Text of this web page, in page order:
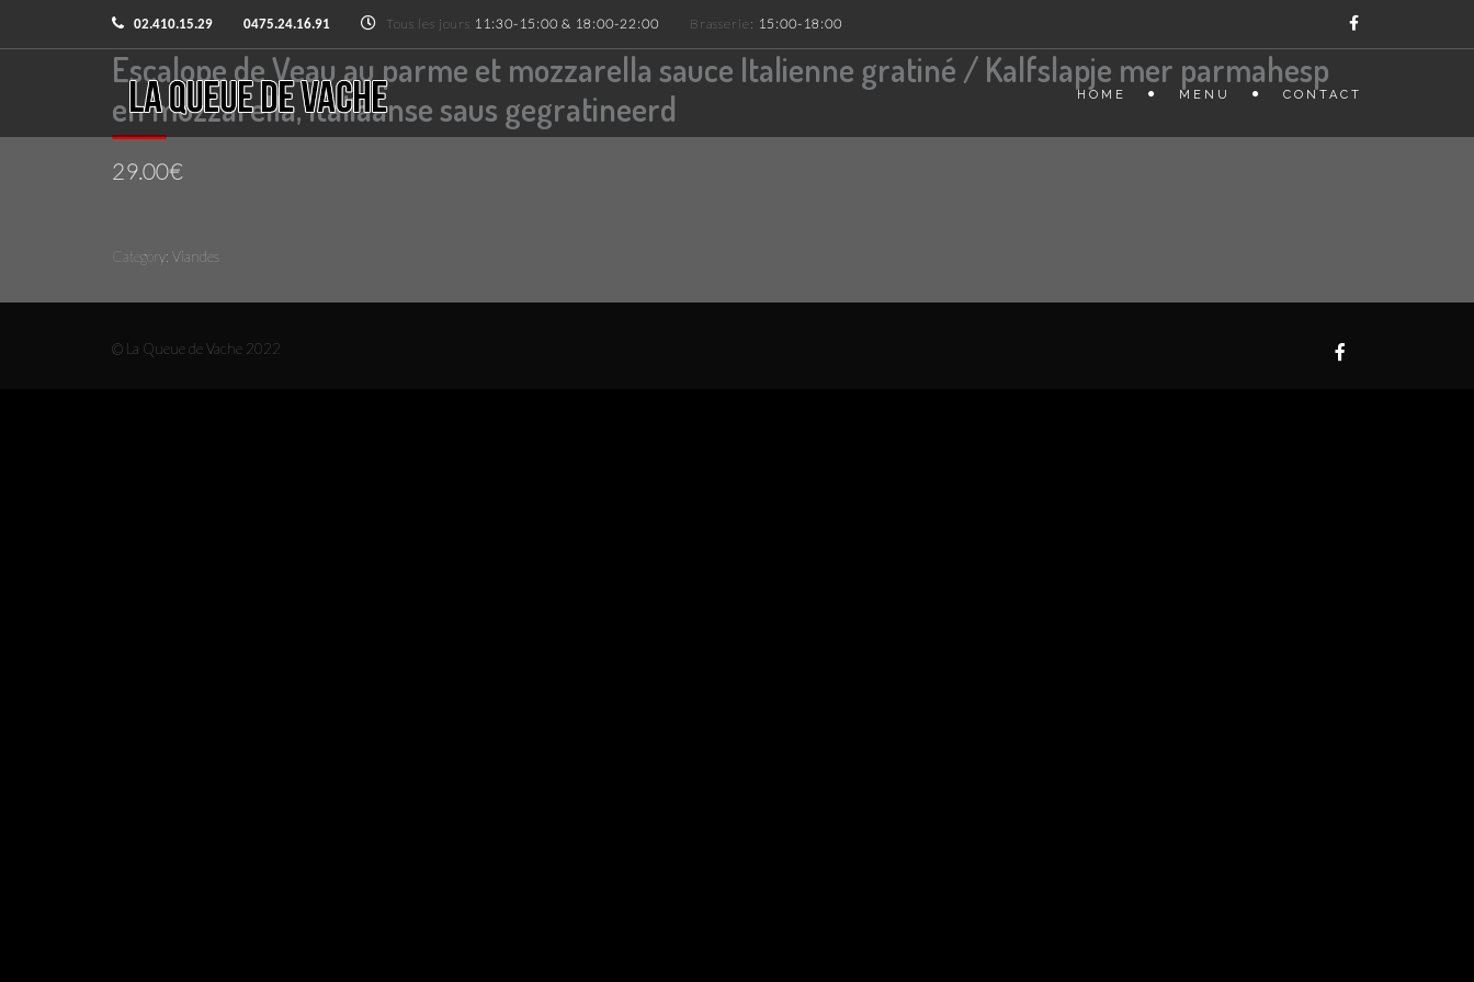
02.410.15.29 0475.24.16.91 Tous les jours 11:30-15:00 & 18:00-22:00 Brasserie: 15:00-18:00
HOME MENU CONTACT
Escalope de Veau au parme et mozzarella sauce Italienne gratiné / Kalfslapje mer parmahesp
en mozzarella, Italiaanse saus gegratineerd
29.00€
Category: Viandes
© La Queue de Vache 2022